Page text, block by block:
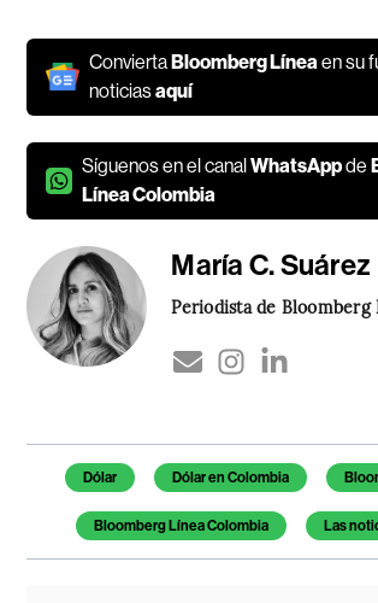
ConviertaBloomberg Línea en su
noticiasaquí
Síguenos en el canalWhatsAppde
Línea Colombia
María C. Suárez
Periodista de Bloomberg
Temas de este artículo
Dólar Dólar en Colombia
Bloomberg Línea Colombia Las